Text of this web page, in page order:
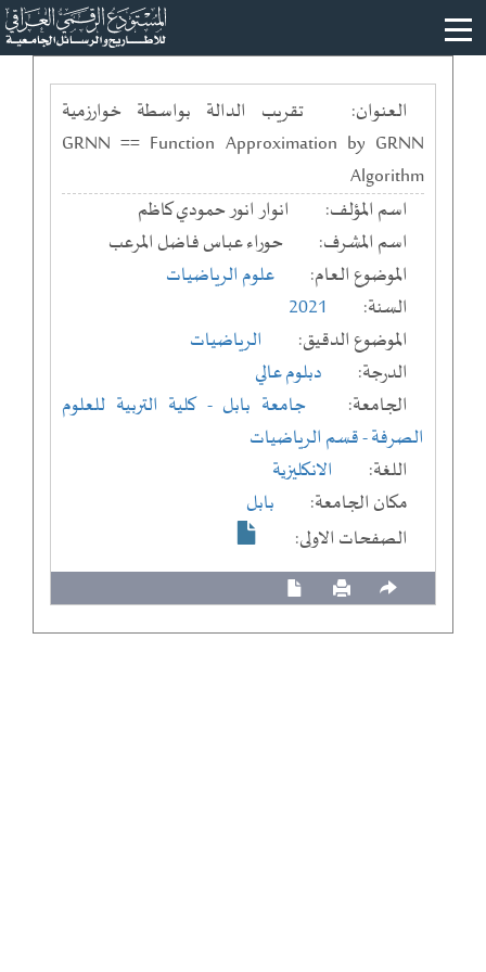
العنوان:
تقريب الدالة بواسطة خوارزمية
GRNN == Function Approximation by GRNN
Algorithm
اسم المؤلف:
انوار انور حمودي كاظم
اسم المشرف:
حوراء عباس فاضل المرعب
الموضوع العام:
علوم الرياضيات
السنة:
2021
الموضوع الدقيق:
الرياضيات
الدرجة:
دبلوم عالي
الجامعة:
جامعة بابل - كلية التربية للعلوم
الصرفة- قسم الرياضيات
اللغة:
الانكليزية
مكان الجامعة:
بابل
الصفحات الاولى: